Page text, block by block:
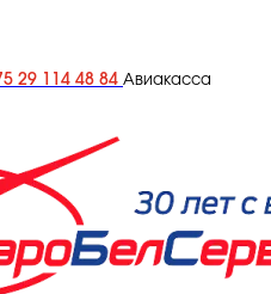
29 114 48 84 Авиакасса